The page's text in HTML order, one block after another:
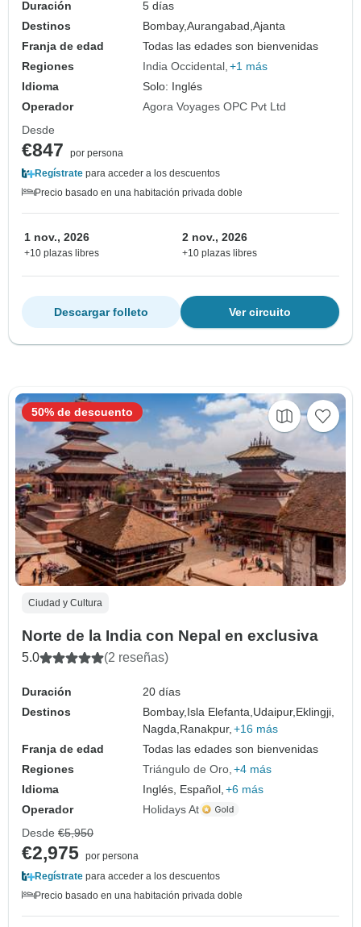
Duración
5 días
Destinos
Bombay,Aurangabad,Ajanta
Franja de edad
Todas las edades son bienvenidas
Regiones
India Occidental +1 más
Idioma
Solo: Inglés
Operador
Agora Voyages OPC Pvt Ltd
Desde
€847
por persona
Regístrate para acceder a los descuentos
Precio basado en una habitación privada doble
1 nov., 2026
+10 plazas libres
2 nov., 2026
+10 plazas libres
Ver circuito
Descargar folleto
Ciudad y Cultura
Norte de la India con Nepal en exclusiva
5.0 (2 reseñas)
Duración
20 días
Destinos
Bombay, Isla Elefanta, Udaipur, Eklingji,
Nagda, Ranakpur, +16 más
Franja de edad
Todas las edades son bienvenidas
Regiones
Triángulo de Oro +4 más
Idioma
Inglés, Español, +6 más
Operador
Holidays At
50% de descuento
Desde €5,950
€2,975 por persona
Regístrate para acceder a los descuentos
Precio basado en una habitación privada doble